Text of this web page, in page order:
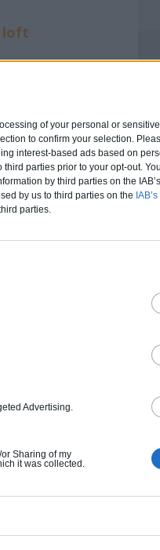
of your personal or
to confirm your selection.
interest-based ads based on
parties prior to your opt-out.
by third parties on the
by us to third parties on the
parties.
Advertising.
Sharing of my
it was collected.
loft
Une villa de rêve à découvrir à Majorque